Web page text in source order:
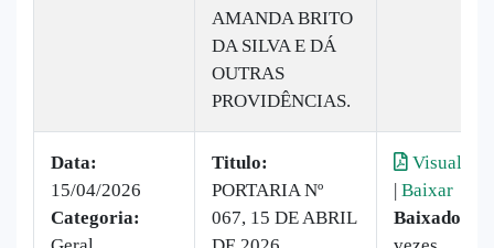
AMANDA BRITO
DA SILVA E DÁ
OUTRAS
PROVIDÊNCIAS.
Data:
15/04/2026
Categoria:
Titulo:
PORTARIA Nº
067, 15 DE ABRIL
Visualizar
| Baixar
Baixado: